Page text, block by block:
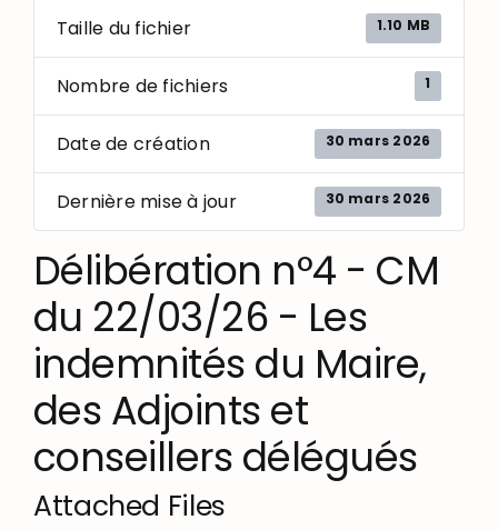
Taille du fichier 1.10 MB
Nombre de fichiers 1
Date de création 30 mars 2026
Dernière mise à jour 30 mars 2026
Délibération n°4 - CM
du 22/03/26 - Les
indemnités du Maire,
des Adjoints et
conseillers délégués
Attached Files